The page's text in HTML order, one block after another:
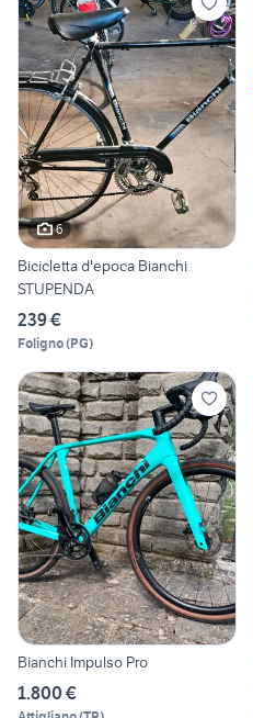
6
Bicicletta d'epoca Bianchi
STUPENDA
239 €
Foligno(PG)
Bianchi Impulso Pro
1.800 €